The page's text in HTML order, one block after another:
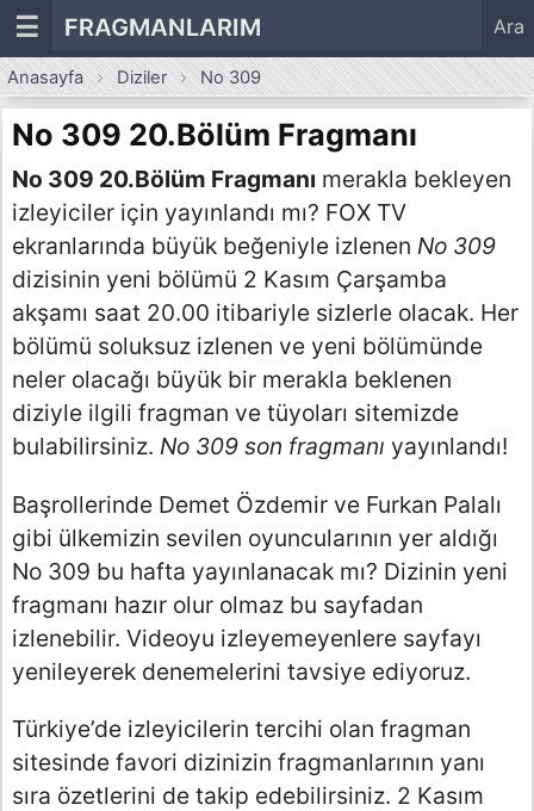
☰ FRAGMANLARIM Ara
Anasayfa Diziler No 309
No 309 20.Bölüm Fragmanı
No 309 20.Bölüm Fragmanı merakla bekleyen
izleyiciler için yayınlandı mı? FOX TV
ekranlarında büyük beğeniyle izlenen No 309
dizisinin yeni bölümü 2 Kasım Çarşamba
akşamı saat 20.00 itibariyle sizlerle olacak. Her
bölümü soluksuz izlenen ve yeni bölümünde
neler olacağı büyük bir merakla beklenen
diziyle ilgili fragman ve tüyoları sitemizde
bulabilirsiniz. No 309 son fragmanı yayınlandı!
Başrollerinde Demet Özdemir ve Furkan Palalı
gibi ülkemizin sevilen oyuncularının yer aldığı
No 309 bu hafta yayınlanacak mı? Dizinin yeni
fragmanı hazır olur olmaz bu sayfadan
izlenebilir. Videoyu izleyemeyenlere sayfayı
yenileyerek denemelerini tavsiye ediyoruz.
Türkiye’de izleyicilerin tercihi olan fragman
sitesinde favori dizinizin fragmanlarının yanı
sıra özetlerini de takip edebilirsiniz. 2 Kasım